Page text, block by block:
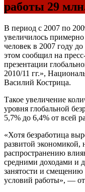
работы 29
В период с 2007 по
увеличилось
человек в 2007 году
этом сообщил на
презентации
2010/11 гг.»,
Василий Кострица.
Такое увеличение
уровня глобальной
5,7% до 6,4% от всей
«Хотя безработица
развитой экономикой,
распространению
средними доходами и
занятости и
условий работы», —